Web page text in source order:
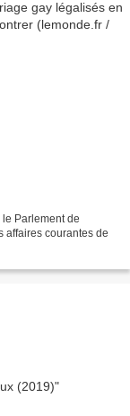
Parlement de
affaires courantes de